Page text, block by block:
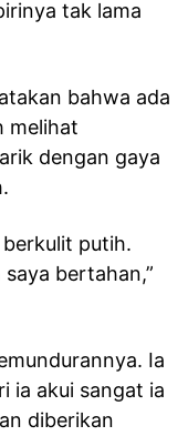
tak lama
bahwa ada
melihat
dengan gaya
putih.
bertahan,”
Ia
ia akui sangat ia
diberikan